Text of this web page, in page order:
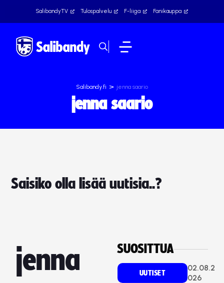
SalibandyTV Tulospalvelu F-liiga Fanikauppa
Salibandy.fi > jenna saario
jenna saario
Saisiko olla lisää uutisia..?
jenna
SUOSITTUA
UUTISET
02.08.2
026